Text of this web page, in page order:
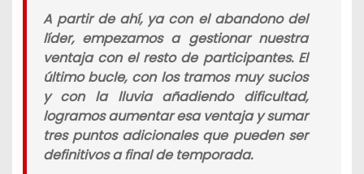
A partir de ahí, ya con el abandono del
líder, empezamos a gestionar nuestra
ventaja con el resto de participantes. El
último bucle, con los tramos muy sucios
y con la lluvia añadiendo dificultad,
logramos aumentar esa ventaja y sumar
tres puntos adicionales que pueden ser
definitivos a final de temporada.